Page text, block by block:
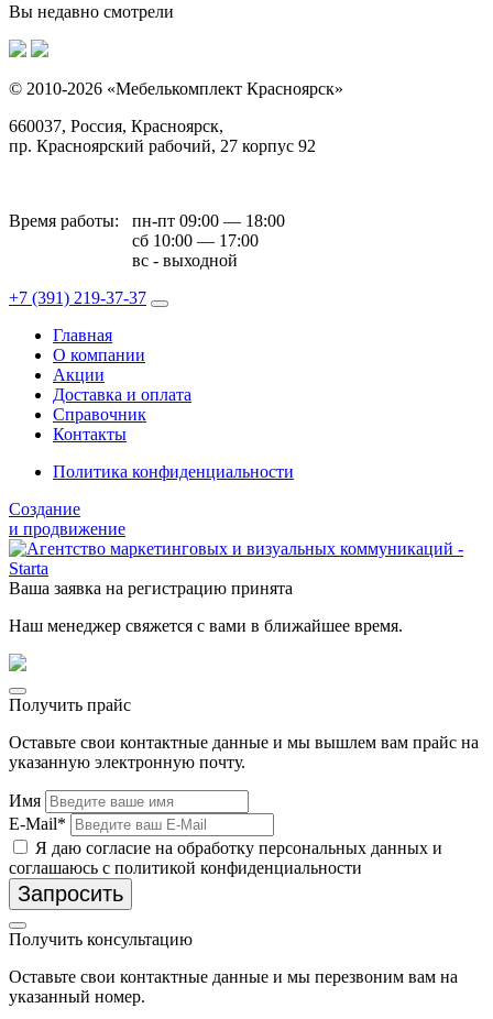
Вы недавно смотрели
© 2010-2026 «Мебелькомплект Красноярск»
660037, Россия, Красноярск,
пр. Красноярский рабочий, 27 корпус 92
Время работы:
пн-пт 09:00 — 18:00
сб 10:00 — 17:00
вс - выходной
+7 (391) 219-37-37
Главная
О компании
Акции
Доставка и оплата
Справочник
Контакты
Политика конфиденциальности
Создание
и продвижение
Ваша заявка на регистрацию принята
Наш менеджер свяжется с вами в ближайшее время.
Получить прайс
Оставьте свои контактные данные и мы вышлем вам прайс на
указанную электронную почту.
Имя
E-Mail*
Я даю согласие на обработку персональных данных и
соглашаюсь с политикой конфиденциальности
Запросить
Получить консультацию
Оставьте свои контактные данные и мы перезвоним вам на
указанный номер.